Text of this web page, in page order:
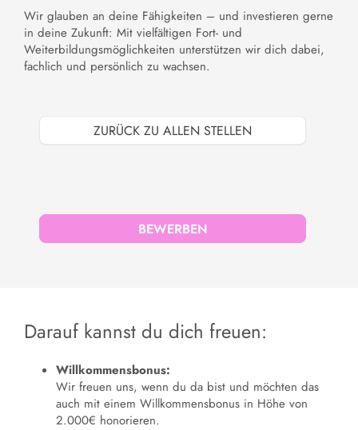
Wir glauben an deine Fähigkeiten – und investieren gerne
in deine Zukunft: Mit vielfältigen Fort- und
Weiterbildungsmöglichkeiten unterstützen wir dich dabei,
fachlich und persönlich zu wachsen.
ZURÜCK ZU ALLEN STELLEN
BEWERBEN
Darauf kannst du dich freuen:
Willkommensbonus:
Wir freuen uns, wenn du da bist und möchten das
auch mit einem Willkommensbonus in Höhe von
2.000€ honorieren.